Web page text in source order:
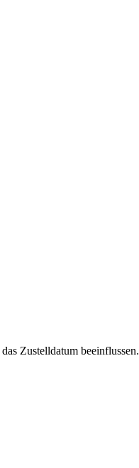
Zustelldatum beeinflussen.